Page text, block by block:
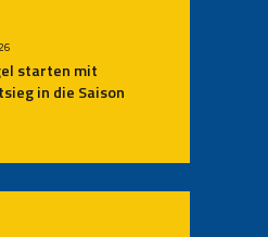
starten mit
in die Saison